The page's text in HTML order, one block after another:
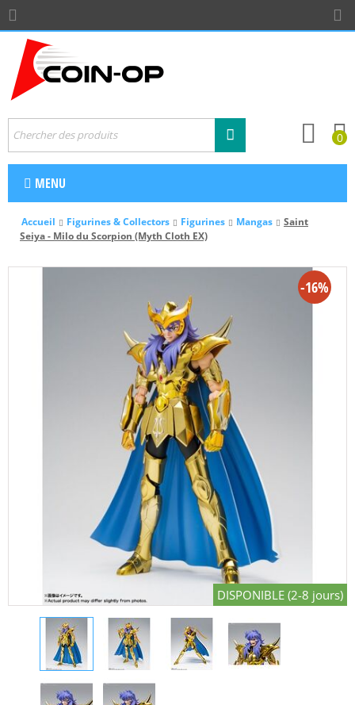
0
MENU
Accueil Figurines & Collectors Figurines Mangas
Saint
Seiya - Milo du Scorpion (Myth Cloth EX)
-16%
DISPONIBLE (2-8 jours)